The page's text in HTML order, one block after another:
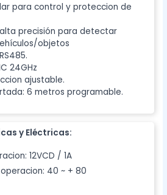
para control y proteccion de
precisión para detectar
objetos
24GHz
ajustable.
6 metros programable.
y Eléctricas:
12VCD / 1A
40 ~ + 80